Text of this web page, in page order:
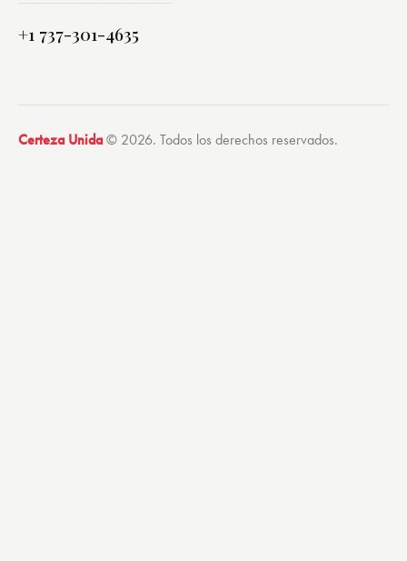
+1 737-301-4635
Certeza Unida© 2026. Todos los derechos reservados.